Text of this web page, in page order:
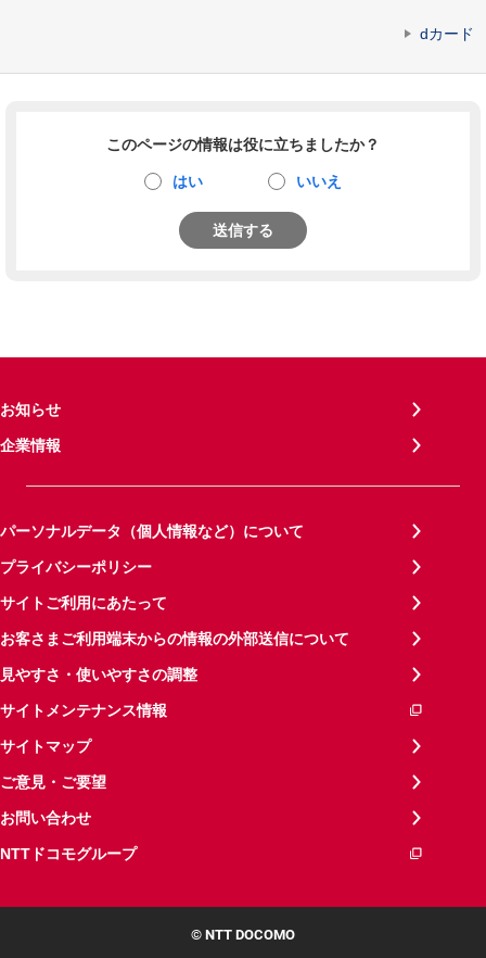
dカード
このページの情報は役に立ちましたか？
はい いいえ
送信する
お知らせ
企業情報
パーソナルデータ（個人情報など）について
プライバシーポリシー
サイトご利用にあたって
お客さまご利用端末からの情報の外部送信について
見やすさ・使いやすさの調整
サイトメンテナンス情報
サイトマップ
ご意見・ご要望
お問い合わせ
NTTドコモグループ
© NTT DOCOMO